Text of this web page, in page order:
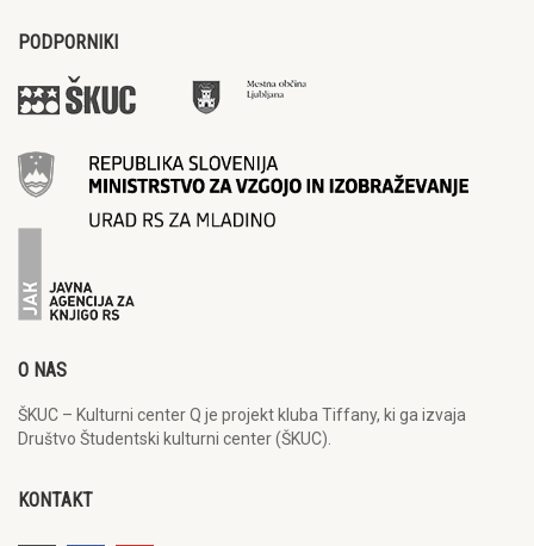
PODPORNIKI
O NAS
ŠKUC – Kulturni center Q je projekt kluba Tiffany, ki ga izvaja
Društvo Študentski kulturni center (ŠKUC).
KONTAKT